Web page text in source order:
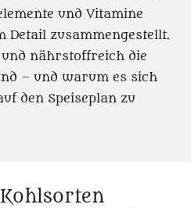
und Vitamine
Detail zusammengestellt.
nährstoffreich die
– und warum es sich
den Speiseplan zu